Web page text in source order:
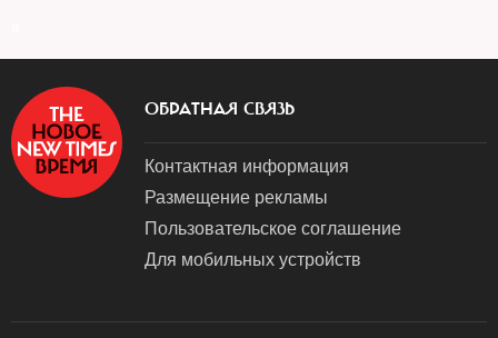
ОБРАТНАЯ СВЯЗЬ
Контактная информация
Размещение рекламы
Пользовательское соглашение
Для мобильных устройств